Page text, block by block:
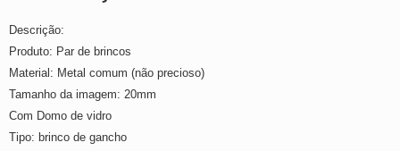
Descrição:
Produto: Par de brincos
Material: Metal comum (não precioso)
Tamanho da imagem: 20mm
Com Domo de vidro
Tipo: brinco de gancho